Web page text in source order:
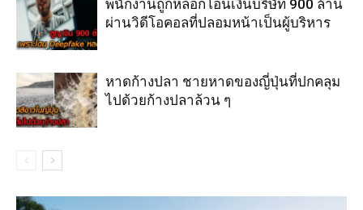
พนักงานถูกหลอกโอนเงินบริษัท 900 ล้าน
ผ่านวิดีโอคอลที่ปลอมหน้าเป็นผู้บริหาร
หาดก้างปลา ชายหาดของญี่ปุ่นที่ปกคลุม
ไปด้วยก้างปลาล้วน ๆ